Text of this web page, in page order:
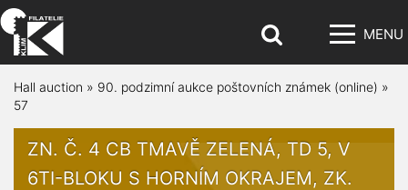
MENU
Hall auction » 90. podzimní aukce poštovních známek (online) »
57
ZN. Č. 4 CB TMAVĚ ZELENÁ, TD 5, V
6TI-BLOKU S HORNÍM OKRAJEM, ZK.